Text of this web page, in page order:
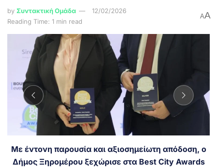
by Συντακτική Ομάδα
12/02/2026
Reading Time: 1 min read
AA
Με έντονη παρουσία και αξιοσημείωτη απόδοση, ο
Δήμος Ξηρομέρου ξεχώρισε στα Best City Awards